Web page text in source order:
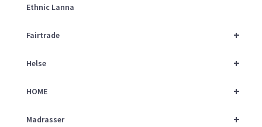
Ethnic Lanna
+
Fairtrade
+
Helse
+
HOME
+
Madrasser